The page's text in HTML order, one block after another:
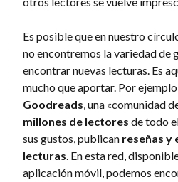
Es posible que en nuestro
no encontremos la variedad de
encontrar nuevas lecturas. Es
mucho que aportar. Por
Goodreads, una «comunidad
millones de lectores de todo
sus gustos, publican reseñas y
lecturas. En esta red,
aplicación móvil, podemos